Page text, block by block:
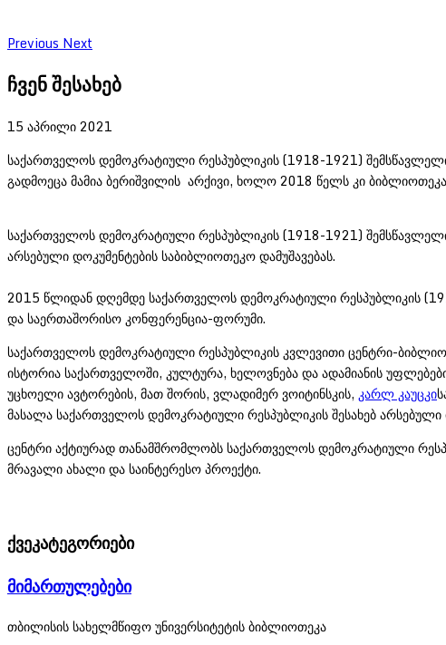
Previous Next
ჩვენ შესახებ
15 აპრილი 2021
საქართველოს დემოკრატიული რესპუბლიკის (1918-1921)
გადმოეცა მამია ბერიშვილის არქივი, ხოლო 2018 წელს კი
საქართველოს დემოკრატიული რესპუბლიკის (1918-1921)
არსებული დოკუმენტების საბიბლიოთეკო დამუშავებას.
2015 წლიდან დღემდე საქართველოს დემოკრატიული რესპუბლიკის
და საერთაშორისო კონფერენცია-ფორუმი.
საქართველოს დემოკრატიული რესპუბლიკის კვლევითი ცენტრი-
ისტორია საქართველოში, კულტურა, ხელოვნება და ადამიანის
უცხოელი ავტორების, მათ შორის, ვლადიმერ ვოიტინსკის, კარლ კაუცკი
მასალა საქართველოს დემოკრატიული რესპუბლიკის შესახებ
ცენტრი აქტიურად თანამშრომლობს საქართველოს დემოკრატიული
მრავალი ახალი და საინტერესო პროექტი.
ქვეკატეგორიები
მიმართულებები
თბილისის სახელმწიფო უნივერსიტეტის ბიბლიოთეკა